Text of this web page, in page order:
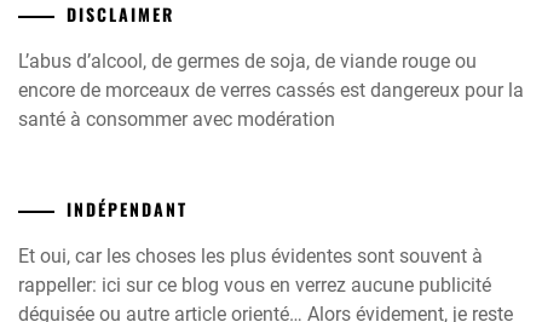
DISCLAIMER
L’abus d’alcool, de germes de soja, de viande rouge ou
encore de morceaux de verres cassés est dangereux pour la
santé à consommer avec modération
INDÉPENDANT
Et oui, car les choses les plus évidentes sont souvent à
rappeller: ici sur ce blog vous en verrez aucune publicité
déguisée ou autre article orienté… Alors évidement, je reste